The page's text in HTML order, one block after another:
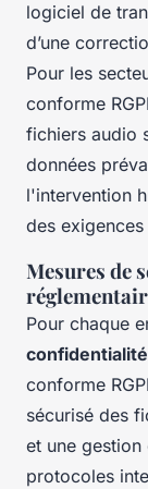
logiciel de
d’une
Pour les
conforme
fichiers audio
données
l'intervention
des exigences
Mesures de
Pour chaque
conforme
sécurisé des
et une
protocoles